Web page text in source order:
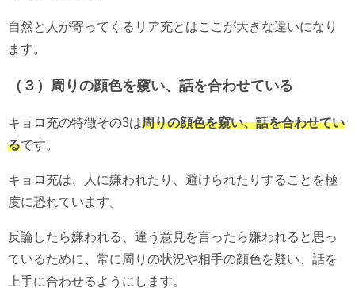
自然と人が寄ってくるリア充とはここが大きな違いになり
ます。
（３）周りの顔色を窺い、話を合わせている
キョロ充の特徴その3は周りの顔色を窺い、話を合わせてい
るです。
キョロ充は、人に嫌われたり、避けられたりすることを極
度に恐れています。
反論したら嫌われる、違う意見を言ったら嫌われると思っ
ているために、常に周りの状況や相手の顔色を疑い、話を
上手に合わせるようにします。